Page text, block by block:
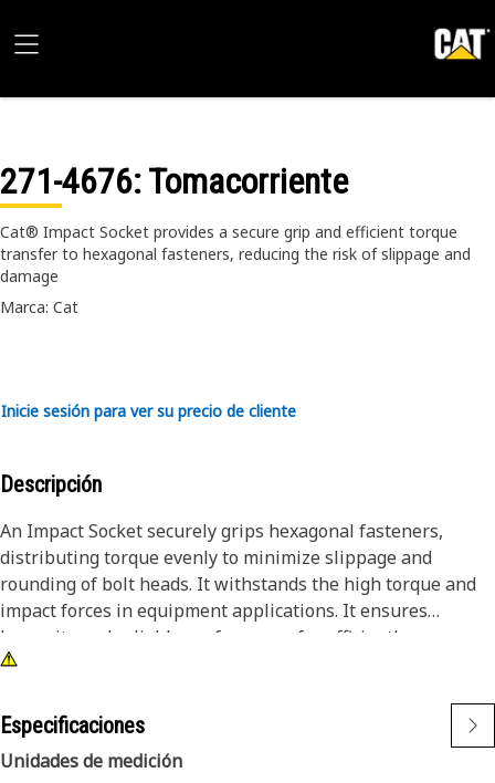
271-4676: Tomacorriente
Cat® Impact Socket provides a secure grip and efficient torque
transfer to hexagonal fasteners, reducing the risk of slippage and
damage
Marca: Cat
Inicie sesión para ver su precio de cliente
Descripción
An Impact Socket securely grips hexagonal fasteners,
distributing torque evenly to minimize slippage and
rounding of bolt heads. It withstands the high torque and
impact forces in equipment applications. It ensures
longevity and reliable performance for efficiently
tightening and loosening bolts and nuts in the equipment,
Attributes:
• 3/8" drive for compatibility with different impact tools.
Especificaciones
Unidades de medición